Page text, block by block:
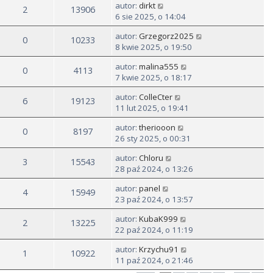
2 13906 autor: dirkt
6 sie 2025, o 14:04
0 10233 autor: Grzegorz2025
8 kwie 2025, o 19:50
0 4113 autor: malina555
7 kwie 2025, o 18:17
6 19123 autor: ColleCter
11 lut 2025, o 19:41
0 8197 autor: theriooon
26 sty 2025, o 00:31
3 15543 autor: Chloru
28 paź 2024, o 13:26
4 15949 autor: panel
23 paź 2024, o 13:57
2 13225 autor: KubaK999
22 paź 2024, o 11:19
1 10922 autor: Krzychu91
11 paź 2024, o 21:46